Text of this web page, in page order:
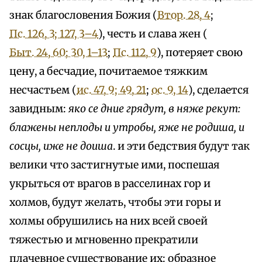
знак благословения Божия (Втор. 28, 4;
Пс. 126, 3; 127, 3–4), честь и слава жен (
Быт. 24, 60; 30, 1–13; Пс. 112, 9), потеряет свою
цену, а бесчадие, почитаемое тяжким
несчастьем (ис. 47, 9; 49, 21; ос. 9, 14), сделается
завидным:яко се дние грядут, в няже рекут:
блажены неплоды и утробы, яже не родиша, и
сосцы, иже не доиша. и эти бедствия будут так
велики что застигнутые ими, поспешая
укрыться от врагов в расселинах гор и
холмов, будут желать, чтобы эти горы и
холмы обрушились на них всей своей
тяжестью и мгновенно прекратили
плачевное существование их: образное